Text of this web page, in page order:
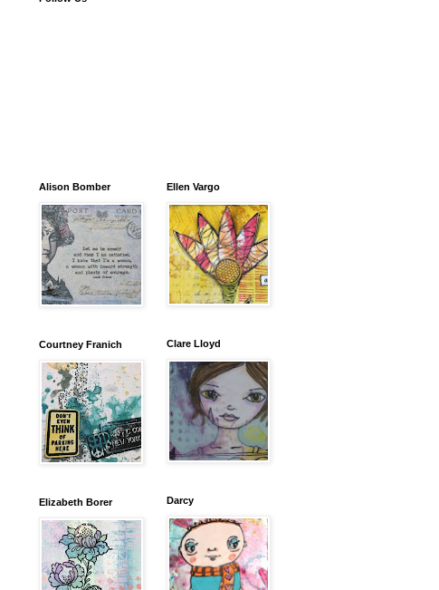
Alison Bomber
Courtney Franich
Elizabeth Borer
Ellen Vargo
Clare Lloyd
Darcy